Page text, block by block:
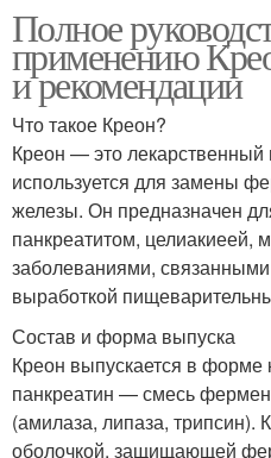
Полное
применению
и рекомендации
Что такое Креон?
Креон — это лекарственный
используется для замены
железы. Он предназначен
панкреатитом, целиакиеей,
заболеваниями, связанными
выработкой
Состав и форма выпуска
Креон выпускается в
панкреатин — смесь
(амилаза, липаза, трипсин).
оболочкой, защищающей